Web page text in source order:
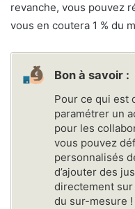
revanche, vous pouvez
vous en coutera 1 % du
Bon à savoir :
Pour ce qui est
paramétrer un
pour les
vous pouvez
personnalisés
d’ajouter des
directement sur
du sur-mesure !